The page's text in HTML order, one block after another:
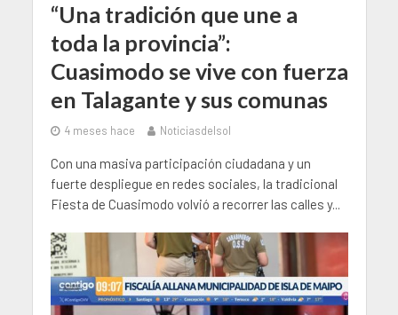
“Una tradición que une a
toda la provincia”:
Cuasimodo se vive con fuerza
en Talagante y sus comunas
4 meses hace Noticiasdelsol
Con una masiva participación ciudadana y un
fuerte despliegue en redes sociales, la tradicional
Fiesta de Cuasimodo volvió a recorrer las calles y...